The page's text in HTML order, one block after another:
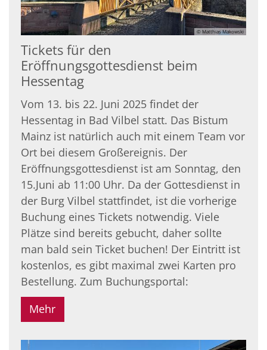
© Matthias Makowski
Tickets für den
Eröffnungsgottesdienst beim
Hessentag
Vom 13. bis 22. Juni 2025 findet der
Hessentag in Bad Vilbel statt. Das Bistum
Mainz ist natürlich auch mit einem Team vor
Ort bei diesem Großereignis. Der
Eröffnungsgottesdienst ist am Sonntag, den
15.Juni ab 11:00 Uhr. Da der Gottesdienst in
der Burg Vilbel stattfindet, ist die vorherige
Buchung eines Tickets notwendig. Viele
Plätze sind bereits gebucht, daher sollte
man bald sein Ticket buchen! Der Eintritt ist
kostenlos, es gibt maximal zwei Karten pro
Bestellung. Zum Buchungsportal:
Mehr